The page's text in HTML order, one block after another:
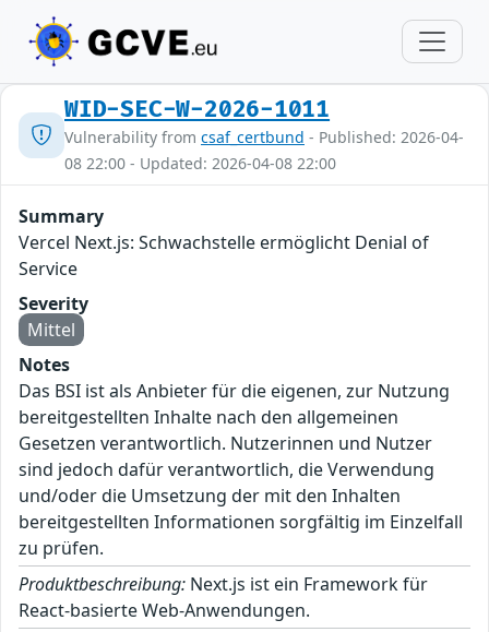
WID-SEC-W-2026-1011
Vulnerability from csaf_certbund - Published: 2026-04-
08 22:00 - Updated: 2026-04-08 22:00
Summary
Vercel Next.js: Schwachstelle ermöglicht Denial of
Service
Severity
Mittel
Notes
Das BSI ist als Anbieter für die eigenen, zur Nutzung
bereitgestellten Inhalte nach den allgemeinen
Gesetzen verantwortlich. Nutzerinnen und Nutzer
sind jedoch dafür verantwortlich, die Verwendung
und/oder die Umsetzung der mit den Inhalten
bereitgestellten Informationen sorgfältig im Einzelfall
zu prüfen.
Produktbeschreibung: Next.js ist ein Framework für
React-basierte Web-Anwendungen.